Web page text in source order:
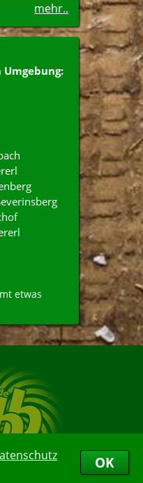
OK
mehr..
etwas